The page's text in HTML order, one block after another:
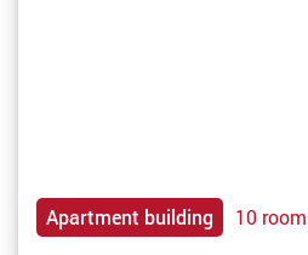
Apartment building 10